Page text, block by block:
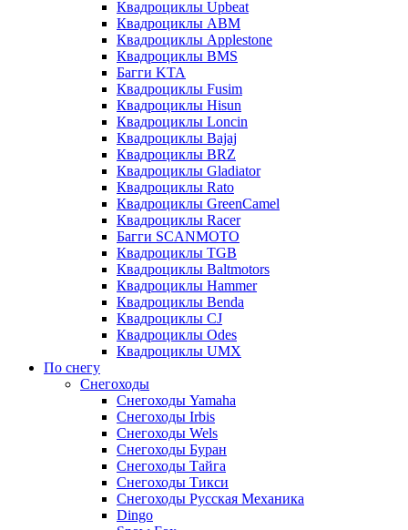
Квадроциклы Upbeat
Квадроциклы ABM
Квадроциклы Applestone
Квадроциклы BMS
Багги KTA
Квадроциклы Fusim
Квадроциклы Hisun
Квадроциклы Loncin
Квадроциклы Bajaj
Квадроциклы BRZ
Квадроциклы Gladiator
Квадроциклы Rato
Квадроциклы GreenCamel
Квадроциклы Racer
Багги SCANMOTO
Квадроциклы TGB
Квадроциклы Baltmotors
Квадроциклы Hammer
Квадроциклы Benda
Квадроциклы CJ
Квадроциклы Odes
Квадроциклы UMX
По снегу
Снегоходы
Снегоходы Yamaha
Снегоходы Irbis
Снегоходы Wels
Снегоходы Буран
Снегоходы Тайга
Снегоходы Тикси
Снегоходы Русская Механика
Dingo